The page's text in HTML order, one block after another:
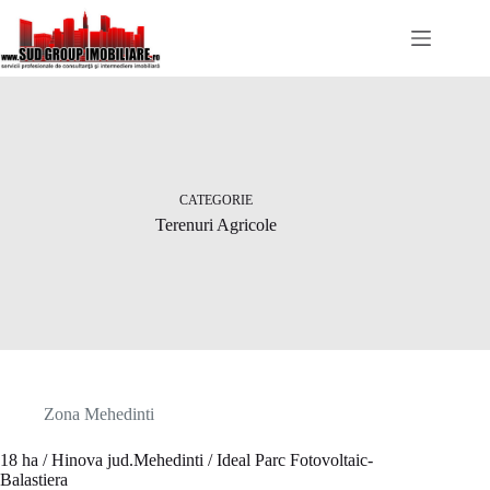
conținut
CATEGORIE
Terenuri Agricole
Zona Mehedinti
18 ha / Hinova jud.Mehedinti / Ideal Parc Fotovoltaic-
Balastiera